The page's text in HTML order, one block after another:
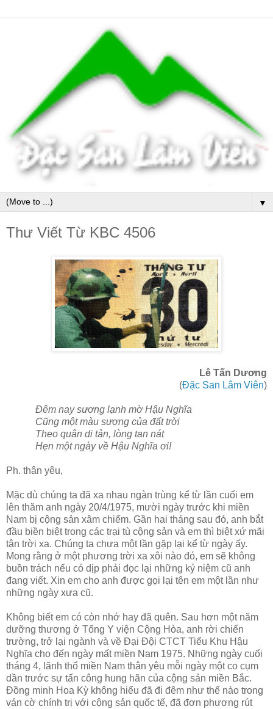
▼
Thư Viết Từ KBC 4506
Lê Tấn Dương
(Đặc San Lâm Viên)
Đêm nay sương lạnh mờ Hậu Nghĩa
Cũng một màu sương của đất trời
Theo quân di tản, lòng tan nát
Hẹn một ngày về Hậu Nghĩa ơi!
Ph. thân yêu,
Mặc dù chúng ta đã xa nhau ngàn trùng kể từ lần cuối em
lên thăm anh ngày 20/4/1975, mười ngày trước khi miền
Nam bị cộng sản xâm chiếm. Gần hai tháng sau đó, anh bắt
đầu biền biệt trong các trại tù cộng sản và em thì biệt xứ mãi
tận trời xa. Chúng ta chưa một lần gặp lại kể từ ngày ấy.
Mong rằng ở một phương trời xa xôi nào đó, em sẽ không
buồn trách nếu có dịp phải đọc lại những kỷ niệm cũ anh
đang viết. Xin em cho anh được gọi lại tên em một lần như
những ngày xưa cũ.
Không biết em có còn nhớ hay đã quên. Sau hơn một năm
dưỡng thương ở Tổng Y viện Cộng Hòa, anh rời chiến
trường, trở lại ngành và về Đại Đội CTCT Tiểu Khu Hậu
Nghĩa cho đến ngày mất miền Nam 1975. Những ngày cuối
tháng 4, lãnh thổ miền Nam thân yêu mỗi ngày một co cụm
dần trước sự tấn công hung hãn của cộng sản miền Bắc.
Đồng minh Hoa Kỳ không hiểu đã đi đêm như thế nào trong
ván cờ chính trị với cộng sản quốc tế, đã đơn phương rút